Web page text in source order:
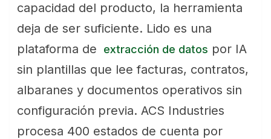
capacidad del producto, la herramienta
deja de ser suficiente. Lido es una
plataforma de
extracción de datos por IA
sin plantillas que lee facturas, contratos,
albaranes y documentos operativos sin
configuración previa. ACS Industries
procesa 400 estados de cuenta por